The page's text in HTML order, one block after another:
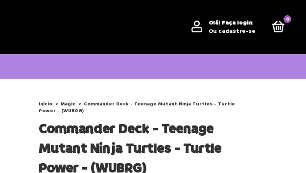
Olá! Faça login
Ou cadastre-se
0
Início > Magic > Commander Deck - Teenage Mutant Ninja Turtles - Turtle
Power - (WUBRG)
Commander Deck - Teenage
Mutant Ninja Turtles - Turtle
Power - (WUBRG)